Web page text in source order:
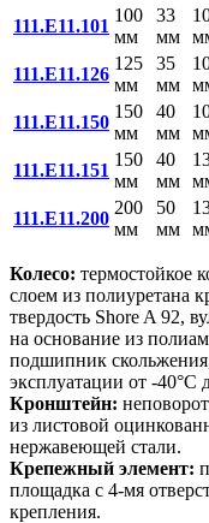
111.E11.101
100
мм
33
мм
111.E11.126
125
мм
35
мм
111.E11.150
150
мм
40
мм
111.E11.151
150
мм
40
мм
111.E11.200
200
мм
50
мм
Колесо: термостойкое
слоем из полиуретана
твердость Shore A 92,
на основание из
подшипник
эксплуатации от -40°С
Кронштейн:
из листовой
нержавеющей стали.
Крепежный элемент:
площадка с 4-мя
крепления.